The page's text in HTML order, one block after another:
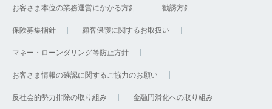
お客さま本位の業務運営にかかる方針 勧誘方針
保険募集指針 顧客保護に関するお取扱い
マネー・ローンダリング等防止方針
お客さま情報の確認に関するご協力のお願い
反社会的勢力排除の取り組み 金融円滑化への取り組み